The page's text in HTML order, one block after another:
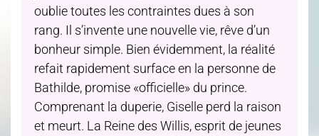
oublie toutes les contraintes dues à son
rang. Il s’invente une nouvelle vie, rêve d’un
bonheur simple. Bien évidemment, la réalité
refait rapidement surface en la personne de
Bathilde, promise «officielle» du prince.
Comprenant la duperie, Giselle perd la raison
et meurt. La Reine des Willis, esprit de jeunes